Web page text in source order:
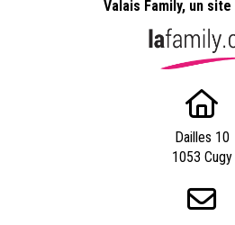
Valais Family, un
Dailles 10
1053 Cugy